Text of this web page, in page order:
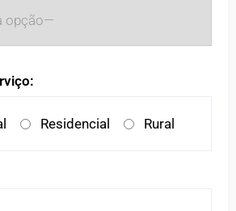
Residencial Rural